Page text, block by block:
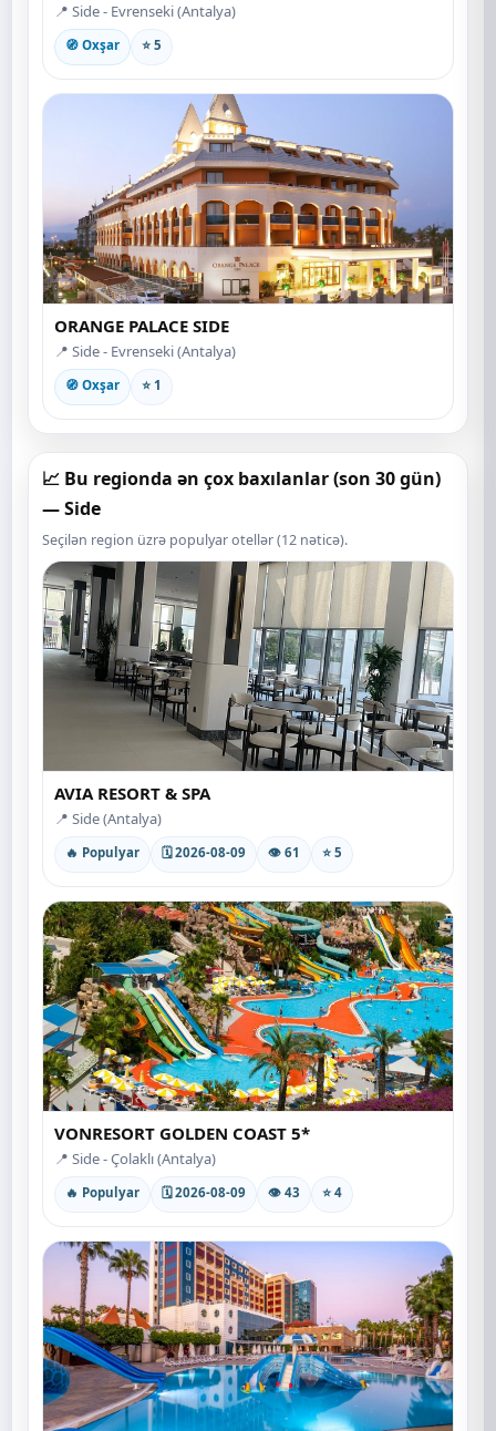
📍 Side - Evrenseki (Antalya)
🧭 Oxşar ⭐ 5
ORANGE PALACE SIDE
📍 Side - Evrenseki (Antalya)
🧭 Oxşar ⭐ 1
📈 Bu regionda ən çox baxılanlar (son 30 gün)
— Side
Seçilən region üzrə populyar otellər (12 nəticə).
AVIA RESORT & SPA
📍 Side (Antalya)
🔥 Populyar 🗓 2026-08-09 👁 61 ⭐ 5
VONRESORT GOLDEN COAST 5*
📍 Side - Çolaklı (Antalya)
🔥 Populyar 🗓 2026-08-09 👁 43 ⭐ 4